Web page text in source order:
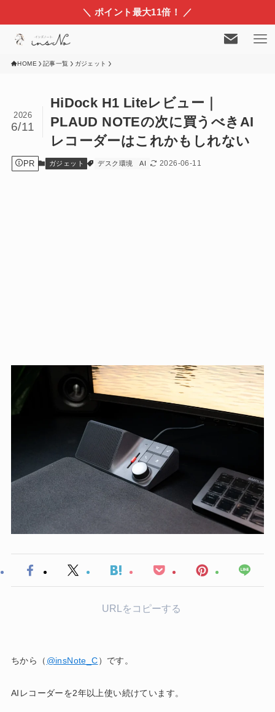
＼ ポイント最大11倍！ ／
HOME 記事一覧 ガジェット
HiDock H1 Liteレビュー｜
PLAUD NOTEの次に買うべきAI
レコーダーはこれかもしれない
2026
6/11
PR ガジェット デスク環境 AI 2026-06-11
URLをコピーする
ちから（ @insNote_C）です。
AIレコーダーを2年以上使い続けています。